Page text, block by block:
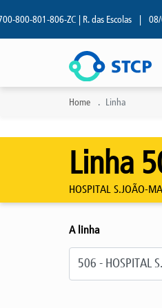
801-806-ZC | R. das Escolas | 08/
Home
Linha
Linha
HOSPITAL S.JOÃO-
A linha